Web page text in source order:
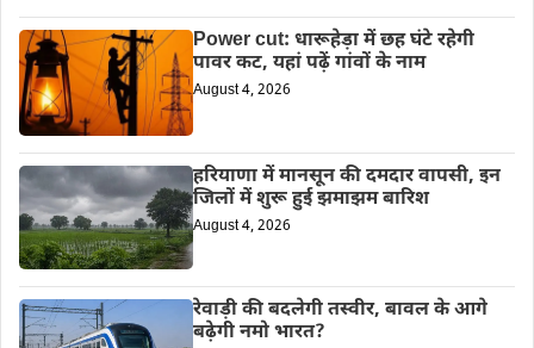
Power cut: धारूहेड़ा में छह घंटे रहेगी
पावर कट, यहां पढ़ें गांवों के नाम
August 4, 2026
हरियाणा में मानसून की दमदार वापसी, इन
जिलों में शुरू हुई झमाझम बारिश
August 4, 2026
रेवाड़ी की बदलेगी तस्वीर, बावल के आगे
बढ़ेगी नमो भारत?